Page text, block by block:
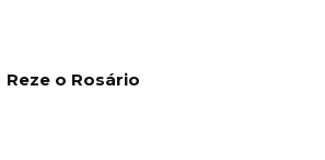
Reze o Rosário